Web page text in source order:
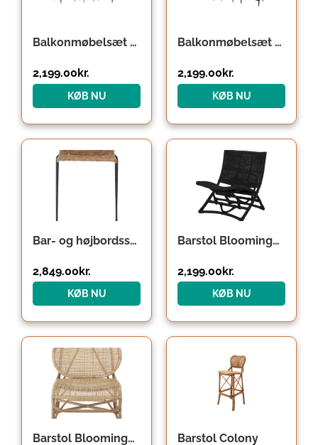
Balkonmøbelsæt til 2 personer, rattan havesæt, polyrattan, mørkegrå
2,199.00 kr.
KØB NU
Balkonmøbelsæt til 2 personer, rattan havesæt, polyrattan, sort
2,199.00 kr.
KØB NU
Bar- og højbordsstol Bloomingville Gunnel natur rattan sort stål H98x48,5×50 cm
2,849.00kr.
KØB NU
Barstol Bloomingville Baz foldbar i sort rattan
2,199.00kr.
KØB NU
Barstol Bloomingville Rosen naturfarvet rattan H90ÃB68ÃD70 cm Barstol Colony